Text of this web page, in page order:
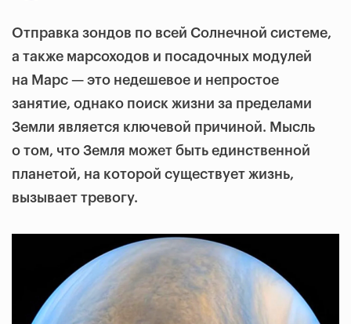
Отправка зондов по всей Солнечной системе,
а также марсоходов и посадочных модулей
на Марс — это недешевое и непростое
занятие, однако поиск жизни за пределами
Земли является ключевой причиной. Мысль
о том, что Земля может быть единственной
планетой, на которой существует жизнь,
вызывает тревогу.